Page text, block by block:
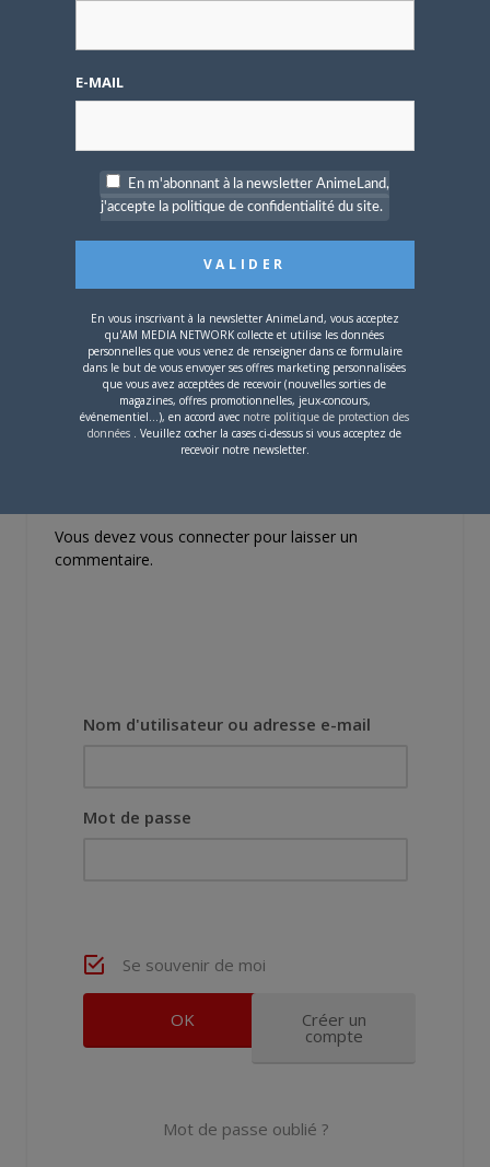
Lors des prémices du
demandé de suivre au
mieux le manga
PAS DE COMMENTAIRE
SAUNDERS le18 JUIN 2015 13 H 40 MIN
Contente de sa sortie je vais enfin pouvoir le
voir, sauf que l'édition BluRay la jaquette est
différente et pas top top. Alors que l'affiche
du film était superbe.
Vous devez vous connecter pour laisser un
commentaire.
Nom d'utilisateur ou adresse e-mail
Mot de passe
Se souvenir de moi
Créer un
compte
Mot de passe oublié ?
E-MAIL
En m'abonnant à la newsletter AnimeLand,
j'accepte la politique de confidentialité du site.
En vous inscrivant à la newsletter AnimeLand, vous acceptez
qu'AM MEDIA NETWORK collecte et utilise les données
personnelles que vous venez de renseigner dans ce formulaire
dans le but de vous envoyer ses offres marketing personnalisées
que vous avez acceptées de recevoir (nouvelles sorties de
magazines, offres promotionnelles, jeux-concours,
événementiel...), en accord avec notre politique de protection des
données . Veuillez cocher la cases ci-dessus si vous acceptez de
recevoir notre newsletter.